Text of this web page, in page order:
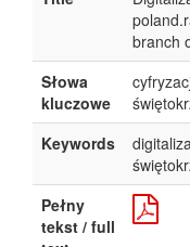
branch
Słowa
kluczowe
Keywords
Pełny
tekst / full